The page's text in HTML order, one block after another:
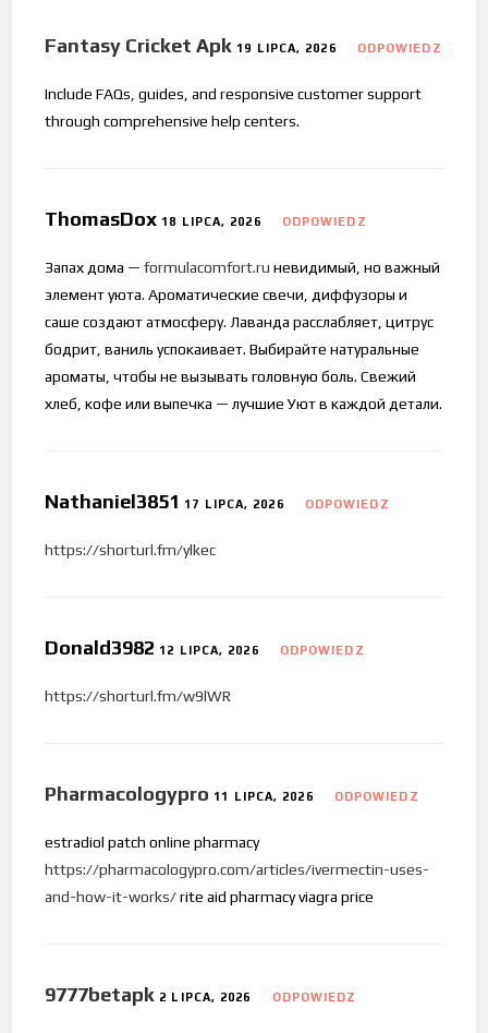
Fantasy Cricket Apk 19 LIPCA, 2026 ODPOWIEDZ
Include FAQs, guides, and responsive customer support
through comprehensive help centers.
ThomasDox 18 LIPCA, 2026 ODPOWIEDZ
Запах дома —formulacomfort.ru невидимый, но важный
элемент уюта. Ароматические свечи, диффузоры и
саше создают атмосферу. Лаванда расслабляет, цитрус
бодрит, ваниль успокаивает. Выбирайте натуральные
ароматы, чтобы не вызывать головную боль. Свежий
хлеб, кофе или выпечка — лучшие Уют в каждой детали.
Nathaniel3851 17 LIPCA, 2026 ODPOWIEDZ
https://shorturl.fm/ylkec
Donald3982 12 LIPCA, 2026 ODPOWIEDZ
https://shorturl.fm/w9lWR
Pharmacologypro 11 LIPCA, 2026 ODPOWIEDZ
estradiol patch online pharmacy
https://pharmacologypro.com/articles/ivermectin-uses-
and-how-it-works/rite aid pharmacy viagra price
9777betapk 2 LIPCA, 2026 ODPOWIEDZ